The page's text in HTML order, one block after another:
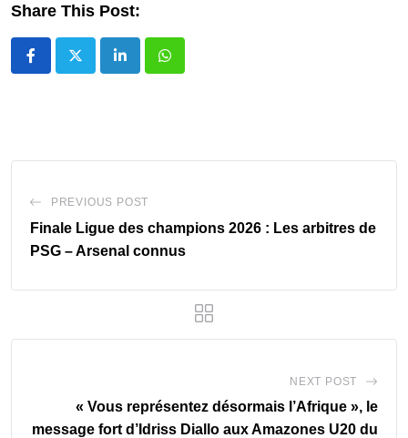
Share This Post:
LinkedInWhatsapp
PREVIOUS POST
Finale Ligue des champions 2026 : Les arbitres de
PSG – Arsenal connus
NEXT POST
« Vous représentez désormais l’Afrique », le
message fort d’Idriss Diallo aux Amazones U20 du